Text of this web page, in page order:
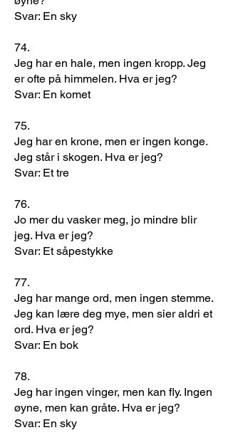
Svar: En sky
74.
Jeg har en hale, men ingen kropp. Jeg
er ofte på himmelen. Hva er jeg?
Svar: En komet
75.
Jeg har en krone, men er ingen konge.
Jeg står i skogen. Hva er jeg?
Svar: Et tre
76.
Jo mer du vasker meg, jo mindre blir
jeg. Hva er jeg?
Svar: Et såpestykke
77.
Jeg har mange ord, men ingen stemme.
Jeg kan lære deg mye, men sier aldri et
ord. Hva er jeg?
Svar: En bok
78.
Jeg har ingen vinger, men kan fly. Ingen
øyne, men kan gråte. Hva er jeg?
Svar: En sky